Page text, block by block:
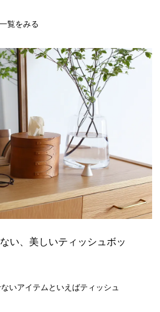
覧をみる
い、美しいティッシュボッ
いアイテムといえばティッシュ